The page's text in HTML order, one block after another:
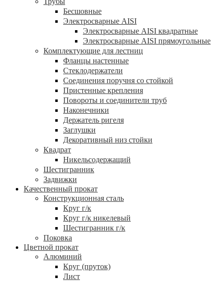
Бесшовные
Электросварные AISI
Электросварные AISI квадратные
Электросварные AISI прямоугольные
Комплектующие для лестниц
Фланцы настенные
Стеклодержатели
Соединения поручня со стойкой
Пристенные крепления
Повороты и соединители труб
Наконечники
Держатель ригеля
Заглушки
Декоративный низ стойки
Квадрат
Никельсодержащий
Шестигранник
Задвижки
Качественный прокат
Конструкционная сталь
Круг г/к
Круг г/к никелевый
Шестигранник г/к
Поковка
Цветной прокат
Алюминий
Круг (пруток)
Лист